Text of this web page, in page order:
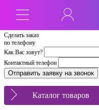
Сделать заказ
по телефону
Как Вас зовут?
Контактный телефон
Каталог товаров